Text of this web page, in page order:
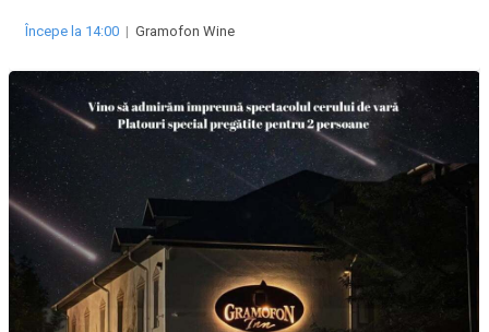
Începe la 14:00 | Gramofon Wine